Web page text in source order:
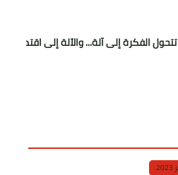
آلة... والآلة إلى اقتصاد